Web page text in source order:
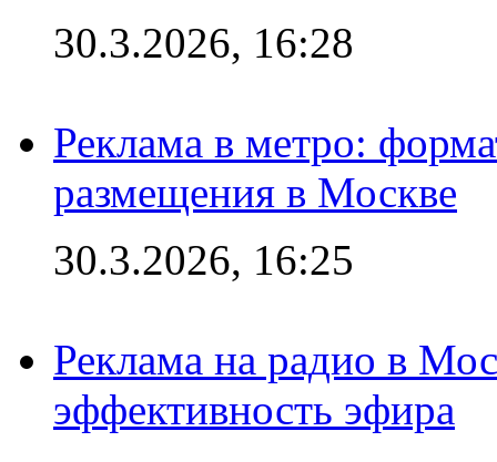
30.3.2026, 16:28
Реклама в метро:
размещения в Москве
30.3.2026, 16:25
Реклама на радио в
эффективность эфира